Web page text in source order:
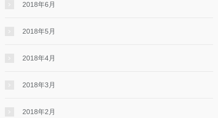
2018年6月
2018年5月
2018年4月
2018年3月
2018年2月